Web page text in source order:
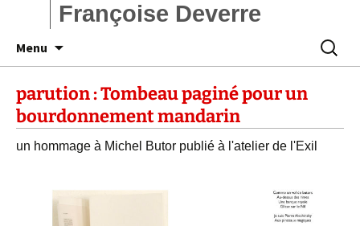
Françoise Deverre
Menu
parution : Tombeau paginé pour un
bourdonnement mandarin
un hommage à Michel Butor publié à l'atelier de l'Exil